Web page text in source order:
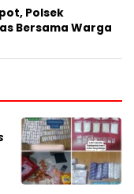
Polsek
Bersama Warga